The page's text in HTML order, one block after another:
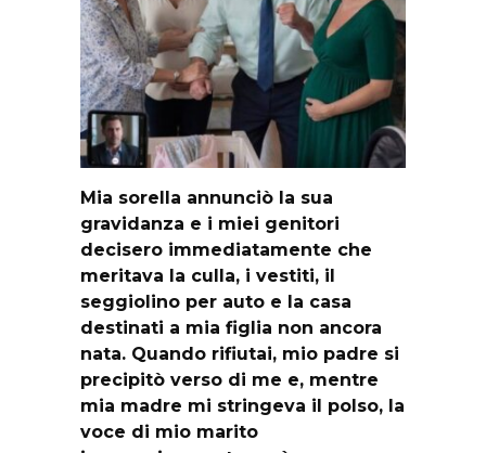
Mia sorella annunciò la sua
gravidanza e i miei genitori
decisero immediatamente che
meritava la culla, i vestiti, il
seggiolino per auto e la casa
destinati a mia figlia non ancora
nata. Quando rifiutai, mio padre si
precipitò verso di me e, mentre
mia madre mi stringeva il polso, la
voce di mio marito